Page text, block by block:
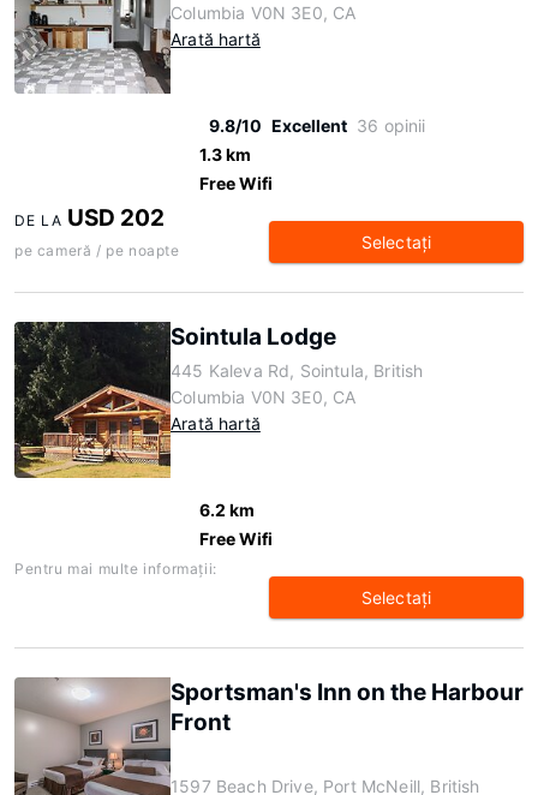
Columbia V0N 3E0, CA
Arată hartă
9.8/10 Excellent 36 opinii
1.3 km
Free Wifi
DE LA USD 202
pe cameră / pe noapte Selectaţi
Sointula Lodge
445 Kaleva Rd, Sointula, British
Columbia V0N 3E0, CA
Arată hartă
6.2 km
Free Wifi
Pentru mai multe informaţii:
Selectaţi
Sportsman's Inn on the Harbour
Front
1597 Beach Drive, Port McNeill, British